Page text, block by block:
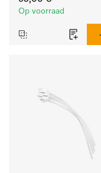
reinigen van bonte was
Op voorraad